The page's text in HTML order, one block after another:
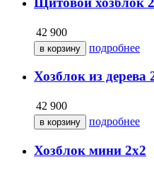
42 900
подробнее
Хозблок из дерева
42 900
подробнее
Хозблок мини 2х2